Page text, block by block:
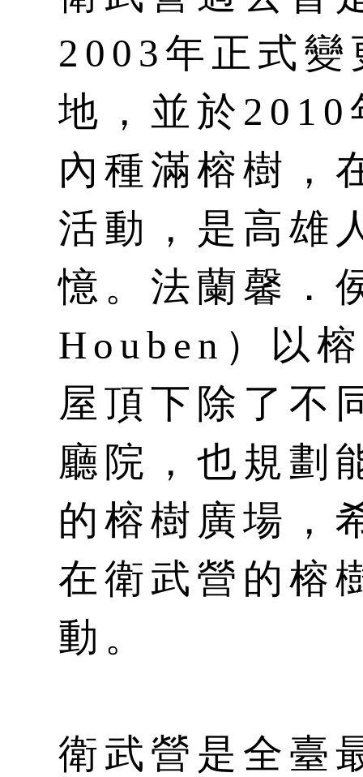
2003年正式
地，並於2010
內種滿榕樹，
活動，是高雄
憶。法蘭馨．
Houben）以
屋頂下除了不
廳院，也規劃
的榕樹廣場，
在衛武營的榕
動。
衛武營是全臺